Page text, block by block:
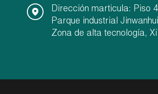
Dirección marticula: Piso
Parque industrial
Zona de alta tecnología,